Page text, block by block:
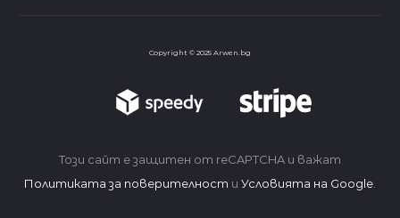
Copyright © 2025 Arwen.bg
Този сайт е защитен от reCAPTCHA и важат
Политиката за поверителност и Условията на Google